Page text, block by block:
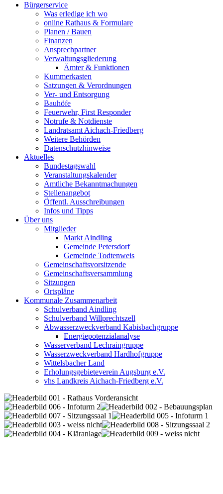
Bürgerservice
Was erledige ich wo
online Rathaus & Formulare
Planen / Bauen
Finanzen
Ansprechpartner
Verwaltungsgliederung
Ämter & Funktionen
Kummerkasten
Satzungen & Verordnungen
Ver- und Entsorgung
Bauhöfe
Feuerwehr, First Responder
Notrufe & Notdienste
Landratsamt Aichach-Friedberg
Weitere Behörden
Datenschutzhinweise
Aktuelles
Bundestagswahl
Veranstaltungskalender
Amtliche Bekanntmachungen
Stellenangebot
Öffentl. Ausschreibungen
Infos und Tipps
Über uns
Mitglieder
Markt Aindling
Gemeinde Petersdorf
Gemeinde Todtenweis
Gemeinschaftsvorsitzende
Gemeinschaftsversammlung
Sitzungen
Ortspläne
Kommunale Zusammenarbeit
Schulverband Aindling
Schulverband Willprechtszell
Abwasserzweckverband Kabisbachgruppe
Energiepotenzialanalyse
Wasserverband Lechraingruppe
Wasserzweckverband Hardhofgruppe
Wittelsbacher Land
Erholungsgebieteverein Augsburg e.V.
vhs Landkreis Aichach-Friedberg e.V.